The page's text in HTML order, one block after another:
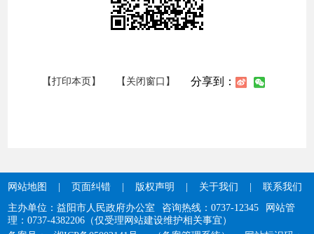
【打印本页】 【关闭窗口】 分享到：
网站地图 页面纠错 版权声明 关于我们
联系我们
主办单位：益阳市人民政府办公室
咨询热线：0737-12345
网站管
理：0737-4382206（仅受理网站建设维护相关事宜）